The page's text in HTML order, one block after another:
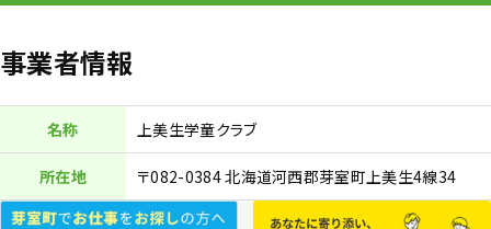
事業者情報
名称 上美生学童クラブ
所在地 〒082-0384 北海道河西郡芽室町上美生4線34